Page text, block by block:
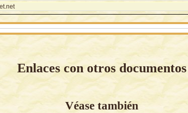
Enlaces con otros documentos
Véase también